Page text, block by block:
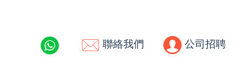
聯絡我們 公司招聘